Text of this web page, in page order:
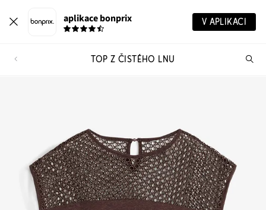
aplikace bonprix V APLIKACI
TOP Z ČISTÉHO LNU